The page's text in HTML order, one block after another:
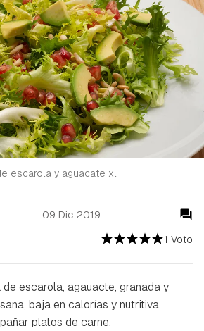
1 Voto
09 Dic 2019
escarola y aguacate xl
escarola, agauacte, granada y
baja en calorías y nutritiva.
platos de carne.